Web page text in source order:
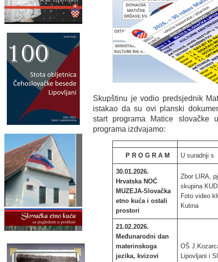
Skupštinu je vodio predsjednik
istakao da su ovi planski
start programa Matice slovačke
programa izdvajamo:
P R O G R A M U suradnji s
30.01.2026.
Hrvatska NOĆ
MUZEJA-Slovačka
etno kuća i ostali
prostori
Zbor LIRA,
skupina
Foto video
Kutina
21.02.2026.
Međunarodni dan
materinskoga
jezika, kvizovi
OŠ
Lipovljani i